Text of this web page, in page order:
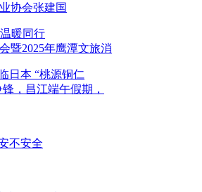
协会张建国
暖同行
暨2025年鹰潭文旅消
日本 “桃源铜仁
，昌江端午假期，
不安全